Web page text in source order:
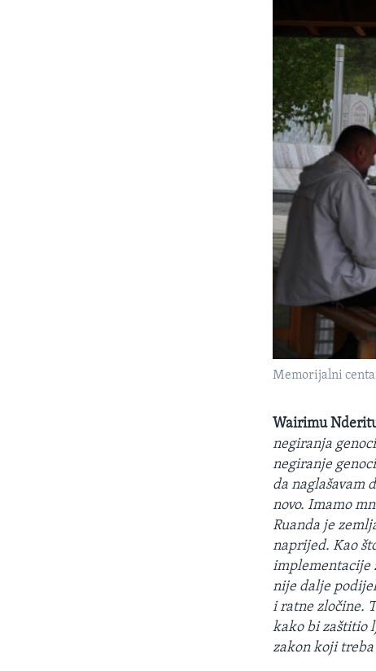
Memorijalni
Wairimu
negiranja
negiranje
da naglašavam
novo. Imamo
Ruanda je
naprijed. Kao
implementacije
nije dalje
i ratne zločine.
kako bi zaštitio
zakon koji